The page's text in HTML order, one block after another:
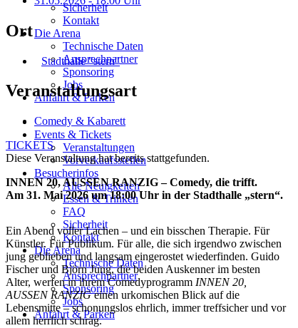
Sicherheit
Kontakt
Die Arena
Technische Daten
Ansprechpartner
Sponsoring
Jobs
Anfahrt & Parken
Events & Tickets
Veranstaltungen
Vorverkaufsstellen
Besucherinfos
Alle Neuigkeiten
Essen & Trinken
FAQ
Sicherheit
Kontakt
Die Arena
Technische Daten
Ansprechpartner
Sponsoring
Jobs
Anfahrt & Parken
Ort
Stadthalle "stern"
Veranstaltungsart
Comedy & Kabarett
TICKETS
Diese Veranstaltung hat bereits stattgefunden.
INNEN 20, AUSSEN RANZIG – Comedy, die trifft.
Am 31. Mai 2026 um 18:00 Uhr in der Stadthalle „stern“.
Ein Abend voller Lachen – und ein bisschen Therapie. Für
Künstler. Für Publikum. Für alle, die sich irgendwo zwischen
jung geblieben und langsam eingerostet wiederfinden. Guido
Fischer und Björn Jung, die beiden Auskenner im besten
Alter, werfen in ihrem Comedyprogramm INNEN 20,
AUSSEN RANZIGeinen urkomischen Blick auf die
Lebensmitte – schonungslos ehrlich, immer treffsicher und vor
allem herrlich schräg.